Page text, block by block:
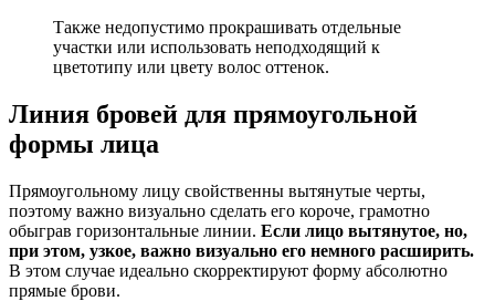
Также недопустимо прокрашивать отдельные
участки или использовать неподходящий к
цветотипу или цвету волос оттенок.
Линия бровей для прямоугольной
формы лица
Прямоугольному лицу свойственны вытянутые черты,
поэтому важно визуально сделать его короче, грамотно
обыграв горизонтальные линии. Если лицо вытянутое, но,
при этом, узкое, важно визуально его немного расширить.
В этом случае идеально скорректируют форму абсолютно
прямые брови.